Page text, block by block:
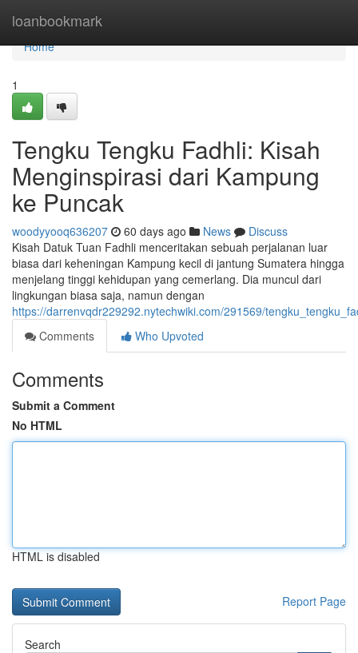
loanbookmark
Home
Home
1
Tengku Tengku Fadhli: Kisah
Menginspirasi dari Kampung
ke Puncak
woodyyooq636207 60 days ago News
Discuss
Kisah Datuk Tuan Fadhli menceritakan sebuah perjalanan luar
biasa dari keheningan Kampung kecil di jantung Sumatera hingga
menjelang tinggi kehidupan yang cemerlang. Dia muncul dari
lingkungan biasa saja, namun dengan
https://darrenvqdr229292.nytechwiki.com/291569/
Comments
Who Upvoted
Comments
Submit a Comment
No HTML
HTML is disabled
Report Page
Search